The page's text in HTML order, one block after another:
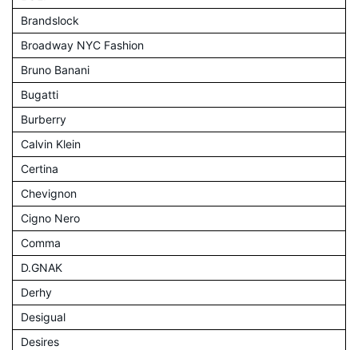
Brandslock
Broadway NYC Fashion
Bruno Banani
Bugatti
Burberry
Calvin Klein
Certina
Chevignon
Cigno Nero
Comma
D.GNAK
Derhy
Desigual
Desires